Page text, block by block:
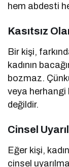
hem abdesti
Kasıtsız
Bir kişi,
kadının
bozmaz.
veya herhangi
değildir.
Cinsel
Eğer kişi,
cinsel